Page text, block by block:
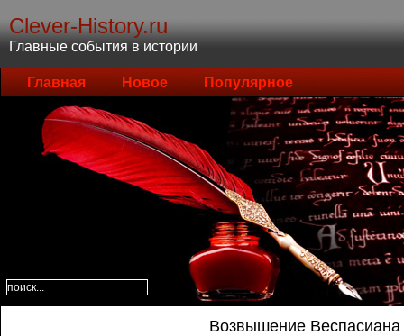
Clever-History.ru
Главные события в истории
Главная Новое Популярное
Возвышение Веспасиана